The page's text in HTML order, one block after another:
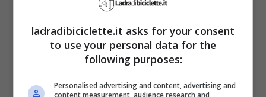
impossibile da tacere. Presa dalla
disperazione e dal dolore per aver perso il
suo amato, Asu compirà un gesto estremo.
ladradibiciclette.it asks for your consent
to use your personal data for the
following purposes:
Personalised advertising and content, advertising and
content measurement, audience research and